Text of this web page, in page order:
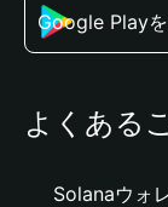
Google Play
よくある
Solanaウォ